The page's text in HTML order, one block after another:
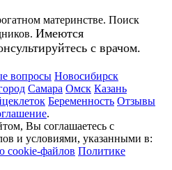
материнстве. Поиск
Имеются
с врачом.
вопросы Новосибирск
Самара Омск Казань
Беременность Отзывы
.
Вы соглашаетесь с
и условиями, указанными в:
cookie-файлов Политике